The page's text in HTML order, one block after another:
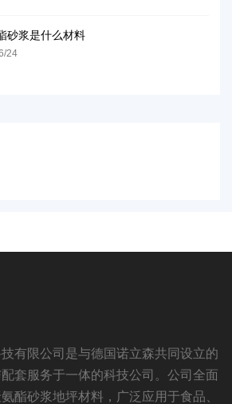
砂浆是什么材料
24
有限公司是与德国诺立森共同设立的
套服务于一体的科技公司。公司全面
酯砂浆地坪材料，广泛应用于食品、